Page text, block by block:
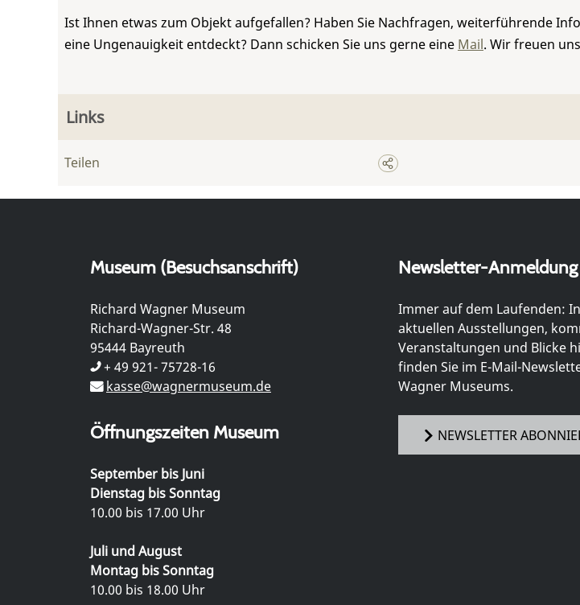
Ist Ihnen etwas zum Objekt aufgefallen? Haben Sie Nachfragen, weiterführende
eine Ungenauigkeit entdeckt? Dann schicken Sie uns gerne eine Mail. Wir freuen
Links
Teilen
Museum (Besuchsanschrift)
Richard Wagner Museum
Richard-Wagner-Str. 48
95444 Bayreuth
+ 49 921- 75728-16
kasse@wagnermuseum.de
Öffnungszeiten Museum
September bis Juni
Dienstag bis Sonntag
10.00 bis 17.00 Uhr
Juli und August
Montag bis Sonntag
10.00 bis 18.00 Uhr
Newsletter-Anmeldung
Immer auf dem Laufenden:
aktuellen Ausstellungen,
Veranstaltungen und Blicke
finden Sie im E-Mail-
Wagner Museums.
NEWSLETTER